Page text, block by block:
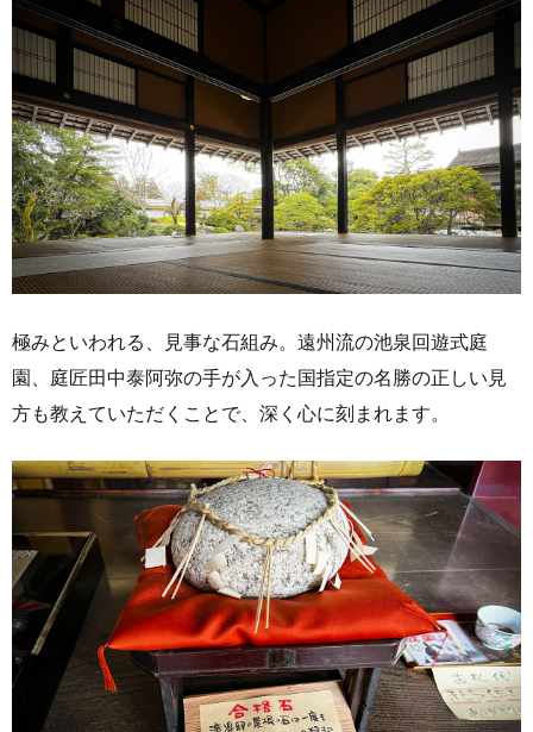
極みといわれる、見事な石組み。遠州流の池泉回遊式庭
園、庭匠田中泰阿弥の手が入った国指定の名勝の正しい見
方も教えていただくことで、深く心に刻まれます。